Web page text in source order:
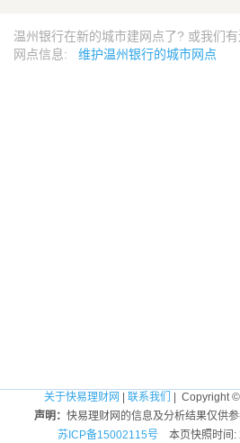
温州银行在新的城市建网点了? 或我们
网点信息: 维护温州银行的城市网点
关于快易理财网 联系我们 | Copyright
声明： 快易理财网的信息及分析结果仅供
苏ICP备15002115号本页快照时间: